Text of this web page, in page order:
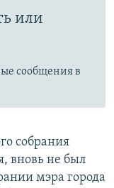
или
сообщения в
собрания
вновь не был
мэра города